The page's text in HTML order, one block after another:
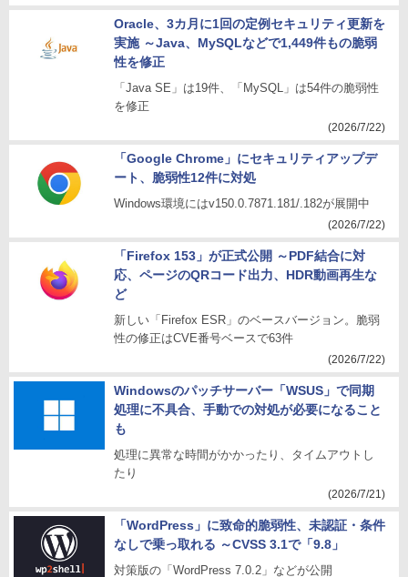
Oracle、3カ月に1回の定例セキュリティ更新を
実施 ～Java、MySQLなどで1,449件もの脆弱
性を修正
「Java SE」は19件、「MySQL」は54件の脆弱性
を修正
(2026/7/22)
「Google Chrome」にセキュリティアップデ
ート、脆弱性12件に対処
Windows環境にはv150.0.7871.181/.182が展開中
(2026/7/22)
「Firefox 153」が正式公開 ～PDF結合に対
応、ページのQRコード出力、HDR動画再生な
ど
新しい「Firefox ESR」のベースバージョン。脆弱
性の修正はCVE番号ベースで63件
(2026/7/22)
Windowsのパッチサーバー「WSUS」で同期
処理に不具合、手動での対処が必要になること
も
処理に異常な時間がかかったり、タイムアウトし
たり
(2026/7/21)
「WordPress」に致命的脆弱性、未認証・条件
なしで乗っ取れる ～CVSS 3.1で「9.8」
対策版の「WordPress 7.0.2」などが公開